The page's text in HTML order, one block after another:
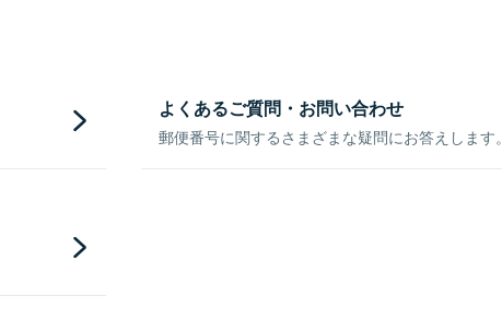
よくあるご質問・お問い合わせ
郵便番号に関するさまざまな疑問にお答えします。